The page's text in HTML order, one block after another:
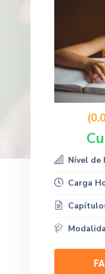
Nível de
Carga